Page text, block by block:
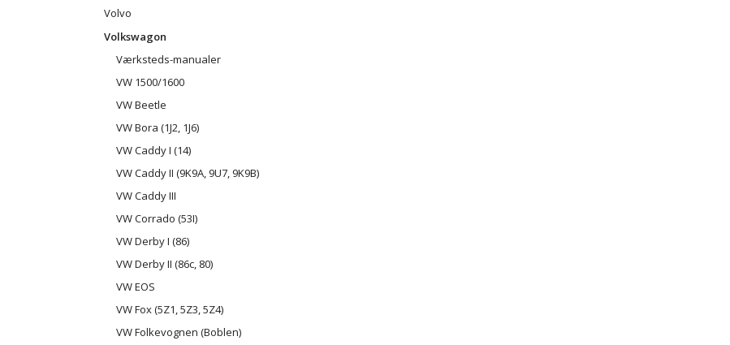
Volvo
Volkswagon
Værksteds-manualer
VW 1500/1600
VW Beetle
VW Bora (1J2, 1J6)
VW Caddy I (14)
VW Caddy II (9K9A, 9U7, 9K9B)
VW Caddy III
VW Corrado (53I)
VW Derby I (86)
VW Derby II (86c, 80)
VW EOS
VW Fox (5Z1, 5Z3, 5Z4)
VW Folkevognen (Boblen)